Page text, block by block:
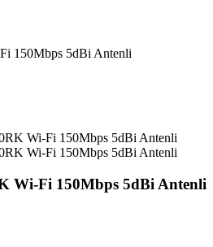
150Mbps 5dBi Antenli
Wi-Fi 150Mbps 5dBi Antenli